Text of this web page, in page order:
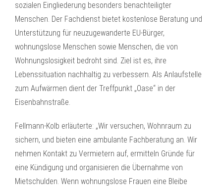
sozialen Eingliederung besonders benachteiligter
Menschen. Der Fachdienst bietet kostenlose Beratung und
Unterstützung für neuzugewanderte EU-Bürger,
wohnungslose Menschen sowie Menschen, die von
Wohnungslosigkeit bedroht sind. Ziel ist es, ihre
Lebenssituation nachhaltig zu verbessern. Als Anlaufstelle
zum Aufwärmen dient der Treffpunkt „Oase“ in der
Eisenbahnstraße.
Fellmann-Kolb erläuterte: „Wir versuchen, Wohnraum zu
sichern, und bieten eine ambulante Fachberatung an. Wir
nehmen Kontakt zu Vermietern auf, ermitteln Gründe für
eine Kündigung und organisieren die Übernahme von
Mietschulden. Wenn wohnungslose Frauen eine Bleibe